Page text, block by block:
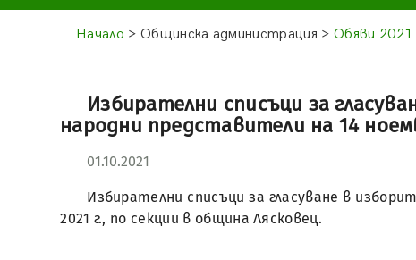
Начало > Общинска администрация > Обяви 2021
Избирателни списъци за
народни представители на 14
01.10.2021
Избирателни списъци за гласуване в
2021 г., по секции в община Лясковец.